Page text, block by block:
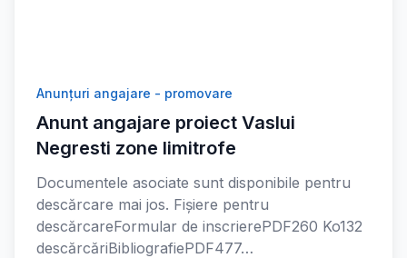
Anunțuri angajare - promovare
Anunt angajare proiect Vaslui
Negresti zone limitrofe
Documentele asociate sunt disponibile pentru
descărcare mai jos. Fișiere pentru
descărcareFormular de inscrierePDF260 Ko132
descărcăriBibliografiePDF477…